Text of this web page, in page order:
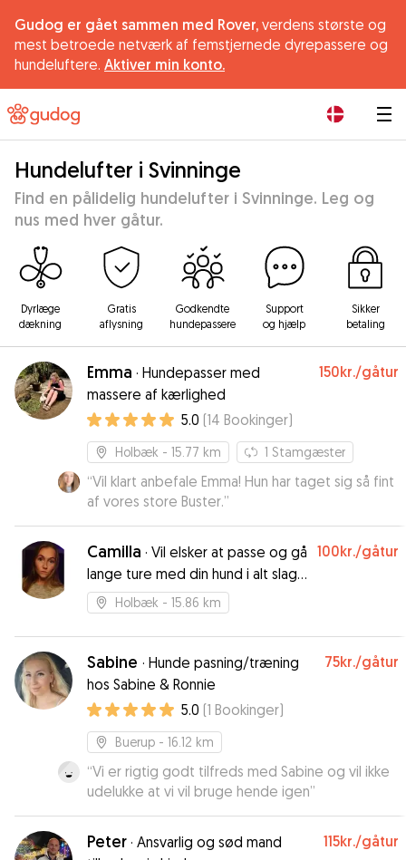
Gudog er gået sammen med Rover, verdens største og
mest betroede netværk af femstjernede dyrepassere og
hundeluftere. Aktiver min konto.
Hundelufter i Svinninge
Find en pålidelig hundelufter i Svinninge. Leg og
nus med hver gåtur.
Dyrlæge
dækning
Gratis
aflysning
Godkendte
hundepassere
Support
og hjælp
Sikker
betaling
Emma · Hundepasser med
massere af kærlighed
150kr./gåtur
5.0 (14 Bookinger)
Holbæk - 15.77 km 1 Stamgæster
“Vil klart anbefale Emma! Hun har taget sig så fint
af vores store Buster.”
Camilla · Vil elsker at passe og gå
lange ture med din hund i alt slags
vejr
100kr./gåtur
Holbæk - 15.86 km
Sabine · Hunde pasning/træning
hos Sabine & Ronnie
75kr./gåtur
5.0 (1 Bookinger)
Buerup - 16.12 km
“Vi er rigtig godt tilfreds med Sabine og vil ikke
udelukke at vi vil bruge hende igen”
Peter · Ansvarlig og sød mand
115kr./gåtur